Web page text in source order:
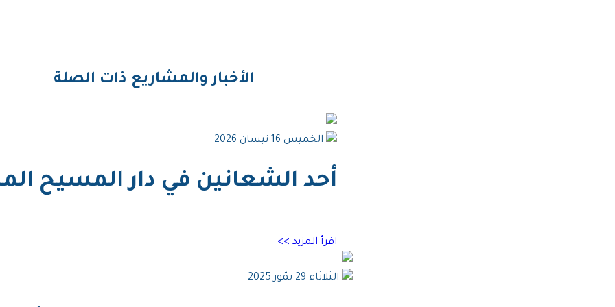
الأخبار والمشاريع ذات الصلة
الخميس 16 نيسان 2026
أحد الشعانين في دار المسيح
اقرأ المزيد >>
الثلاثاء 29 تمّوز 2025